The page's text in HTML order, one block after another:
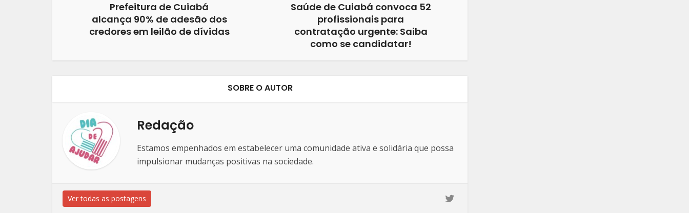
Prefeitura de Cuiabá
alcança 90% de adesão dos
credores em leilão de dívidas
Saúde de Cuiabá convoca 52
profissionais para
contratação urgente: Saiba
como se candidatar!
SOBRE O AUTOR
Redação
Estamos empenhados em estabelecer uma comunidade ativa e solidária que possa
impulsionar mudanças positivas na sociedade.
Ver todas as postagens